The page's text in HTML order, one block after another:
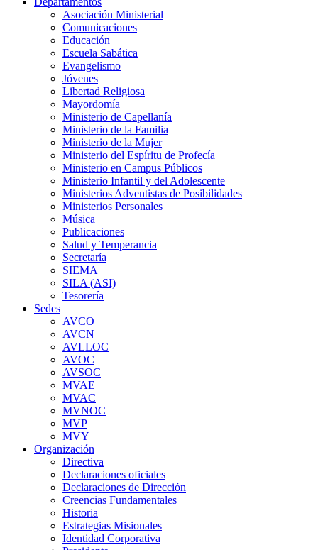
Asociación Ministerial
Comunicaciones
Educación
Escuela Sabática
Evangelismo
Jóvenes
Libertad Religiosa
Mayordomía
Ministerio de Capellanía
Ministerio de la Familia
Ministerio de la Mujer
Ministerio del Espíritu de Profecía
Ministerio en Campus Públicos
Ministerio Infantil y del Adolescente
Ministerios Adventistas de Posibilidades
Ministerios Personales
Música
Publicaciones
Salud y Temperancia
Secretaría
SIEMA
SILA (ASI)
Tesorería
Sedes
AVCO
AVCN
AVLLOC
AVOC
AVSOC
MVAE
MVAC
MVNOC
MVP
MVY
Organización
Directiva
Declaraciones oficiales
Declaraciones de Dirección
Creencias Fundamentales
Historia
Estrategias Misionales
Identidad Corporativa